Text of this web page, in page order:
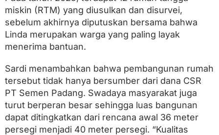
miskin (RTM) yang diusulkan dan disurvei,
sebelum akhirnya diputuskan bersama bahwa
Linda merupakan warga yang paling layak
menerima bantuan.
Sardi menambahkan bahwa pembangunan rumah
tersebut tidak hanya bersumber dari dana CSR
PT Semen Padang. Swadaya masyarakat juga
turut berperan besar sehingga luas bangunan
dapat ditingkatkan dari rencana awal 36 meter
persegi menjadi 40 meter persegi. “Kualitas